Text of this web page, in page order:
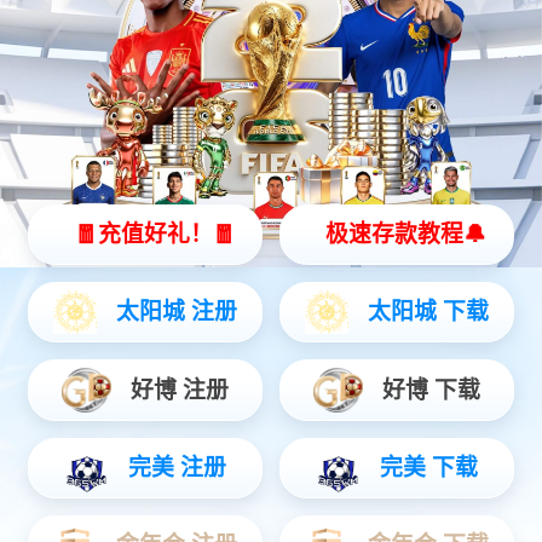
今年会灵犀 X2
全智能灵动机器人
灵动 | 亲和 | 智能
查看更多